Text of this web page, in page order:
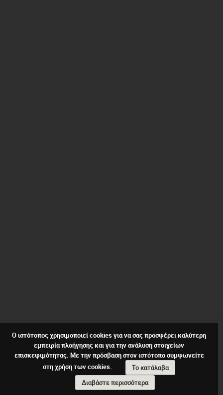
Ο ιστότοπος χρησιμοποιεί cookies για να σας προσφέρει καλύτερη
εμπειρία πλοήγησης και για την ανάλυση στοιχείων
επισκεψιμότητας. Με την πρόσβαση στον ιστότοπο συμφωνείτε
στη χρήση των cookies.
Το κατάλαβα
Διαβάστε περισσότερα